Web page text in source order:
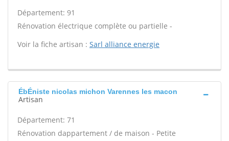
Département: 91
Rénovation électrique complète ou partielle -
Voir la fiche artisan : Sarl alliance energie
ÉbÉniste nicolas michon Varennes les macon
Artisan
Département: 71
Rénovation dappartement / de maison - Petite